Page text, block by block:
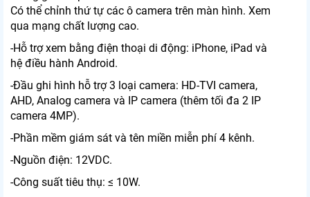
Có thể chỉnh thứ tự các ô camera trên màn hình. Xem
qua mạng chất lượng cao.
-Hỗ trợ xem bằng điện thoại di động: iPhone, iPad và
hệ điều hành Android.
-Đầu ghi hình hỗ trợ 3 loại camera: HD-TVI camera,
AHD, Analog camera và IP camera (thêm tối đa 2 IP
camera 4MP).
-Phần mềm giám sát và tên miền miễn phí 4 kênh.
-Nguồn điện: 12VDC.
-Công suất tiêu thụ: ≤ 10W.